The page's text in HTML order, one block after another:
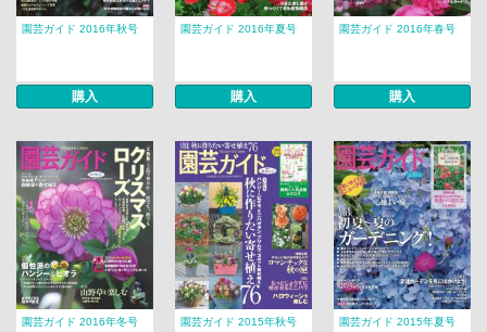
園芸ガイド 2016年秋号
購入
園芸ガイド 2016年夏号
購入
園芸ガイド 2016年春号
購入
園芸ガイド 2016年冬号 園芸ガイド 2015年秋号 園芸ガイド 2015年夏号